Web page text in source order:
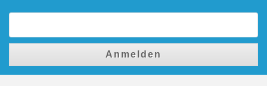
Anmelden